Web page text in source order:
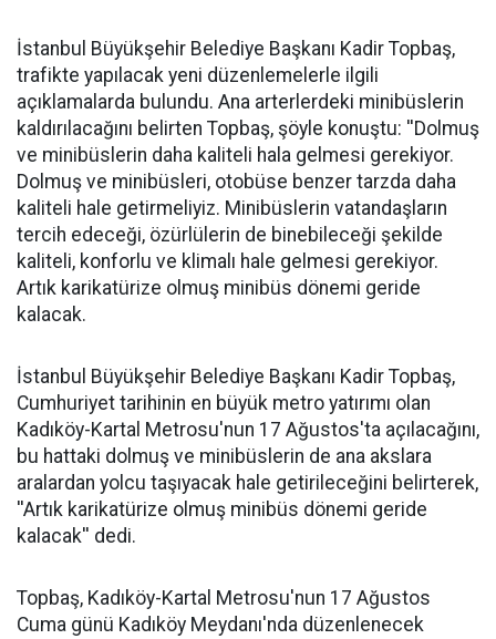
İstanbul Büyükşehir Belediye Başkanı Kadir Topbaş,
trafikte yapılacak yeni düzenlemelerle ilgili
açıklamalarda bulundu. Ana arterlerdeki minibüslerin
kaldırılacağını belirten Topbaş, şöyle konuştu: ''Dolmuş
ve minibüslerin daha kaliteli hala gelmesi gerekiyor.
Dolmuş ve minibüsleri, otobüse benzer tarzda daha
kaliteli hale getirmeliyiz. Minibüslerin vatandaşların
tercih edeceği, özürlülerin de binebileceği şekilde
kaliteli, konforlu ve klimalı hale gelmesi gerekiyor.
Artık karikatürize olmuş minibüs dönemi geride
kalacak.
İstanbul Büyükşehir Belediye Başkanı Kadir Topbaş,
Cumhuriyet tarihinin en büyük metro yatırımı olan
Kadıköy-Kartal Metrosu'nun 17 Ağustos'ta açılacağını,
bu hattaki dolmuş ve minibüslerin de ana akslara
aralardan yolcu taşıyacak hale getirileceğini belirterek,
''Artık karikatürize olmuş minibüs dönemi geride
kalacak'' dedi.
Topbaş, Kadıköy-Kartal Metrosu'nun 17 Ağustos
Cuma günü Kadıköy Meydanı'nda düzenlenecek